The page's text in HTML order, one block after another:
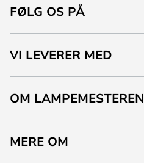
FØLG OS PÅ
VI LEVERER MED
OM LAMPEMESTEREN
MERE OM